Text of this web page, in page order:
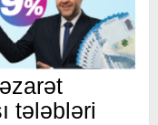
tələbləri